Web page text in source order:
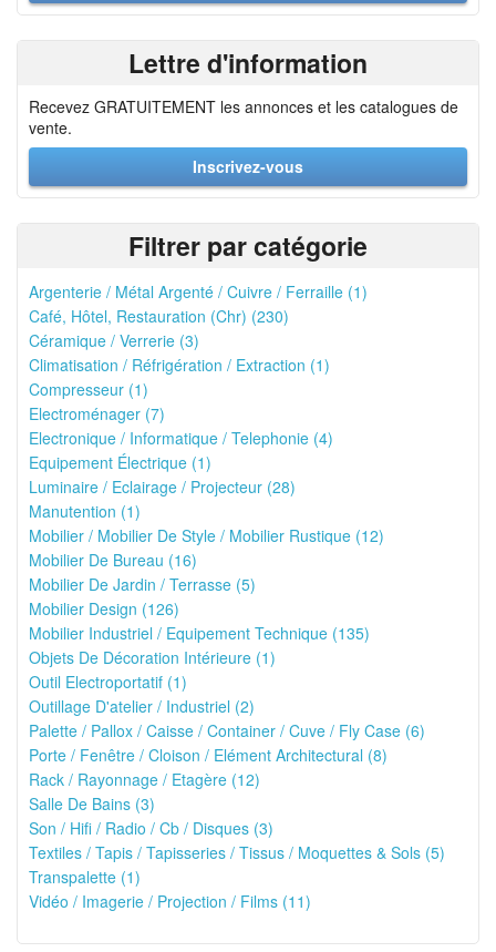
Lettre d'information
Recevez GRATUITEMENT les annonces et les catalogues de
vente.
Inscrivez-vous
Filtrer par catégorie
Argenterie / Métal Argenté / Cuivre / Ferraille (1)
Café, Hôtel, Restauration (Chr) (230)
Céramique / Verrerie (3)
Climatisation / Réfrigération / Extraction (1)
Compresseur (1)
Electroménager (7)
Electronique / Informatique / Telephonie (4)
Equipement Électrique (1)
Luminaire / Eclairage / Projecteur (28)
Manutention (1)
Mobilier / Mobilier De Style / Mobilier Rustique (12)
Mobilier De Bureau (16)
Mobilier De Jardin / Terrasse (5)
Mobilier Design (126)
Mobilier Industriel / Equipement Technique (135)
Objets De Décoration Intérieure (1)
Outil Electroportatif (1)
Outillage D'atelier / Industriel (2)
Palette / Pallox / Caisse / Container / Cuve / Fly Case (6)
Porte / Fenêtre / Cloison / Elément Architectural (8)
Rack / Rayonnage / Etagère (12)
Salle De Bains (3)
Son / Hifi / Radio / Cb / Disques (3)
Textiles / Tapis / Tapisseries / Tissus / Moquettes & Sols (5)
Transpalette (1)
Vidéo / Imagerie / Projection / Films (11)